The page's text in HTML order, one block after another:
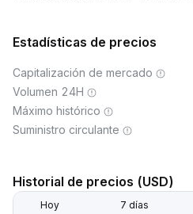
Estadísticas de precios
Capitalización de mercado
Volumen 24H
Máximo histórico
Suministro circulante
Historial de precios (USD)
Hoy 7 días